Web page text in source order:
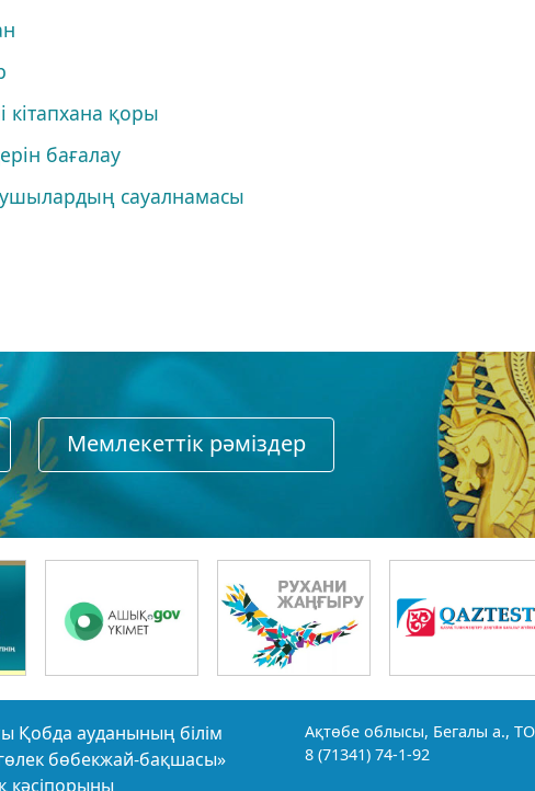
кітапхана қоры
бағалау
сауалнамасы
Мемлекеттiк рәмiздер
Қобда ауданының білім
бөбекжай-бақшасы»
кәсіпорыны
Ақтөбе облысы, Бегалы а.,
8 (71341) 74-1-92